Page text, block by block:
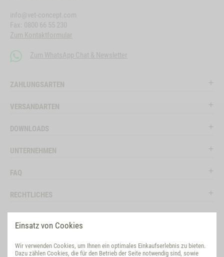
Einsatz von Cookies
Wir verwenden Cookies, um Ihnen ein optimales Einkaufserlebnis zu bieten.
Dazu zählen Cookies, die für den Betrieb der Seite notwendig sind, sowie
info@vet-concept.com
Fax: 0800 66 55 230
Zum Kontaktformular
Zum WhatsApp Chat & Newsletter
ZAHLUNGSARTEN
VERSANDARTEN
DOWNLOADS
UNTERNEHMEN
FAQ
RECHTLICHES